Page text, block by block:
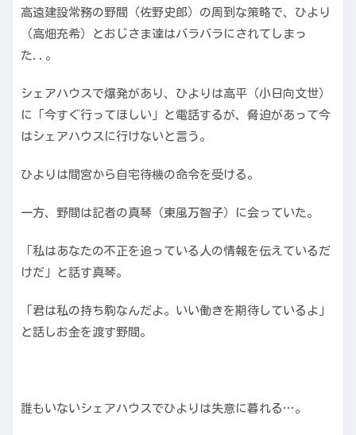
高遠建設常務の野間（佐野史郎）の周到な策略で、ひより
（高畑充希）とおじさま達はバラバラにされてしまっ
た..。
シェアハウスで爆発があり、ひよりは高平（小日向文世）
に「今すぐ行ってほしい」と電話するが、脅迫があって今
はシェアハウスに行けないと言う。
ひよりは間宮から自宅待機の命令を受ける。
一方、野間は記者の真琴（東風万智子）に会っていた。
「私はあなたの不正を追っている人の情報を伝えているだ
けだ」と話す真琴。
「君は私の持ち駒なんだよ。いい働きを期待しているよ」
と話しお金を渡す野間。
誰もいないシェアハウスでひよりは失意に暮れる…。